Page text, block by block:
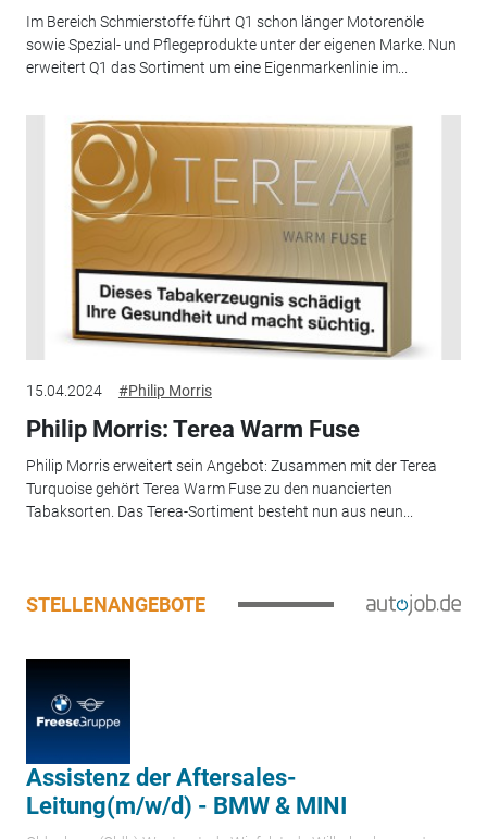
Im Bereich Schmierstoffe führt Q1 schon länger Motorenöle
sowie Spezial- und Pflegeprodukte unter der eigenen Marke. Nun
erweitert Q1 das Sortiment um eine Eigenmarkenlinie im...
15.04.2024 #Philip Morris
Philip Morris: Terea Warm Fuse
Philip Morris erweitert sein Angebot: Zusammen mit der Terea
Turquoise gehört Terea Warm Fuse zu den nuancierten
Tabaksorten. Das Terea-Sortiment besteht nun aus neun...
STELLENANGEBOTE
Assistenz der Aftersales-
Leitung(m/w/d) - BMW & MINI